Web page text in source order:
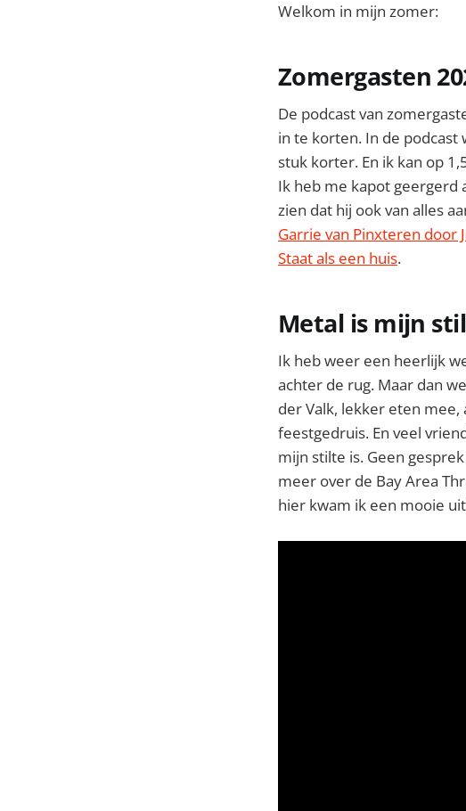
Welkom in mijn zomer:
Zomergasten
De podcast van
in te korten. In de
stuk korter. En ik kan op
Ik heb me kapot geergerd
zien dat hij ook van alles
Garrie van Pinxteren door
Staat als een huis.
Metal is mijn
Ik heb weer een heerlijk
achter de rug. Maar dan
der Valk, lekker eten
feestgedruis. En veel
mijn stilte is. Geen
meer over de Bay Area
hier kwam ik een mooie